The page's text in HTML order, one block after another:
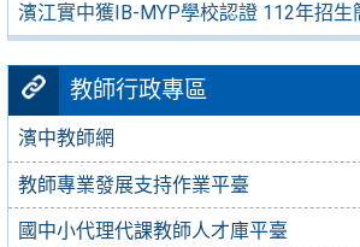
濱江實中獲IB-MYP學校認證 112年招生
教師行政專區
濱中教師網
教師專業發展支持作業平臺
國中小代理代課教師人才庫平臺